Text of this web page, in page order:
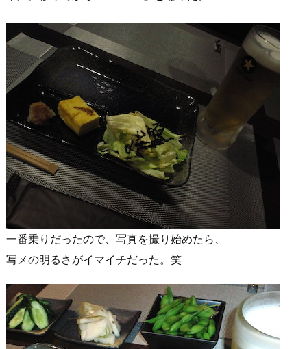
一番乗りだったので、写真を撮り始めたら、
写メの明るさがイマイチだった。笑